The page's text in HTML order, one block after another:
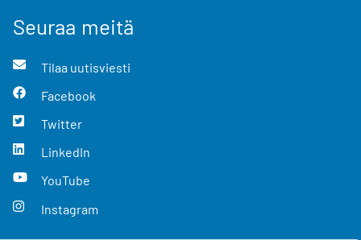
Seuraa meitä
Tilaa uutisviesti
Facebook
Twitter
LinkedIn
YouTube
Instagram